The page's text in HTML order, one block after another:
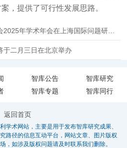
，提供了可行性发展思路。
上一篇：上海市国际关系学会2025年学术年会在上海国际问题研究院召开
于二月三日在北京举办
智库公告
智库研究
智库专题 智库同行
返回首页
学术网站，主要是用于发布智库研究成果、
路径的信息互动平台，网站文章、图片版权
，如涉及版权问题请及时联系我们删除。